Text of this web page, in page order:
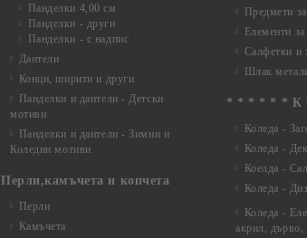
Панделки 4,00 см
Панделки - други
Панделки - с надпис
Дантели
Конци, ширити и други
Панделки и дантели - Детски
мотиви
Панделки и дантели - Зимни и
Коледни мотиви
Перли,камъчета и копчета
Перли
Камъчета
Предмети
Елементи
Салфетки и
Шлак
* * * * * * К
Коледа -
Коледа -
Коелда -
Коледа -
Коледа -
акрил, дърво,